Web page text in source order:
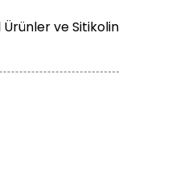
Ürünler ve Sitikolin